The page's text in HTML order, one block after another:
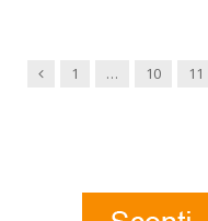
Previous
1 … 10 11